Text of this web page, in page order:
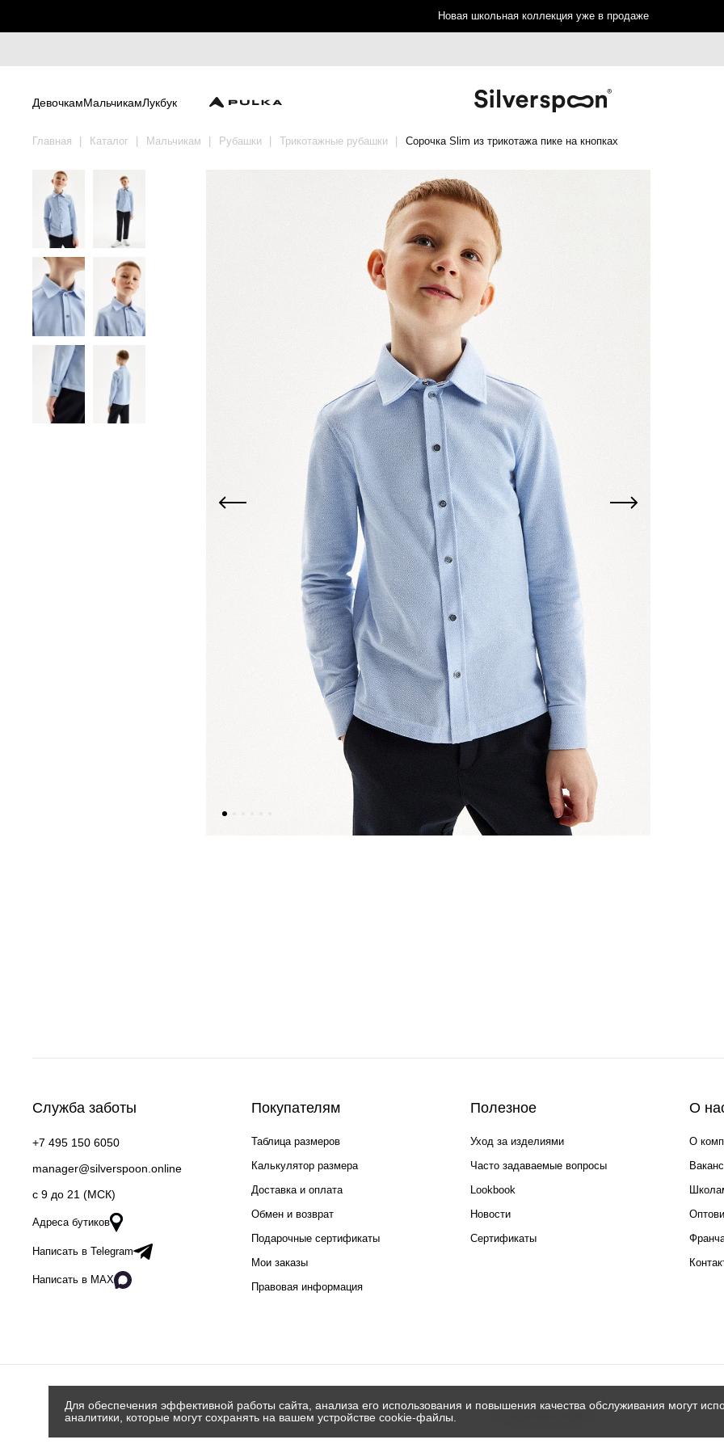
Новая школьная коллекция уже в продаже
ДевочкамМальчикамЛукбук
Главная Каталог Мальчикам Рубашки Трикотажные рубашки Сорочка Slim из трикотажа пике на кнопках
Служба заботы
+7 495 150 6050
manager@silverspoon.online
c 9 до 21 (МСК)
Адреса бутиков
Написать в Telegram
Написать в MAX
Покупателям
Таблица размеров
Калькулятор размера
Доставка и оплата
Обмен и возврат
Подарочные сертификаты
Мои заказы
Правовая информация
Полезное
Уход за изделиями
Часто задаваемые вопросы
Lookbook
Новости
Сертификаты
О
О
Для обеспечения эффективной работы сайта, анализа его использования и повышения качества обслуживания могут
аналитики, которые могут сохранять на вашем устройстве cookie-файлы.